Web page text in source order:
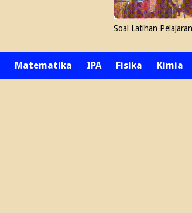
Soal Latihan Pelajaran
Matematika IPA Fisika Kimia